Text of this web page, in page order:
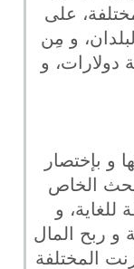
على
و مِن
دولارات، و
و بإختصار
الخاص
و
و ربح المال
المختلفة